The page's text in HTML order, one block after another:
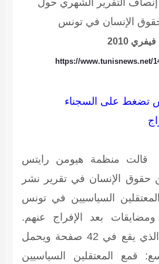
التقرير الشهري حول
الإنسان في تونس
فيفري 2010
https://www.tunisnews.net/
تضغط على السجناء
قالت منظمة هيومن رايتس
حقوق الإنسان في تقرير نشر
السياسيين في تونس
بعد الإفراج عنهم.
ويستعرض التقرير الذي يقع في 42 صفحة ويحمل
قمع المعتقلين السياسيين